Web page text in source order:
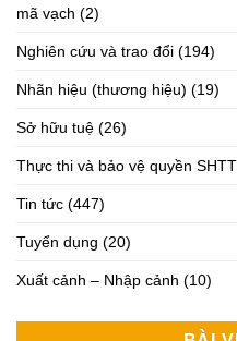
mã vạch (2)
Nghiên cứu và trao đổi (194)
Nhãn hiệu (thương hiệu) (19)
Sở hữu tuệ (26)
Thực thi và bảo vệ quyền SHTT
Tin tức (447)
Tuyển dụng (20)
Xuất cảnh – Nhập cảnh (10)